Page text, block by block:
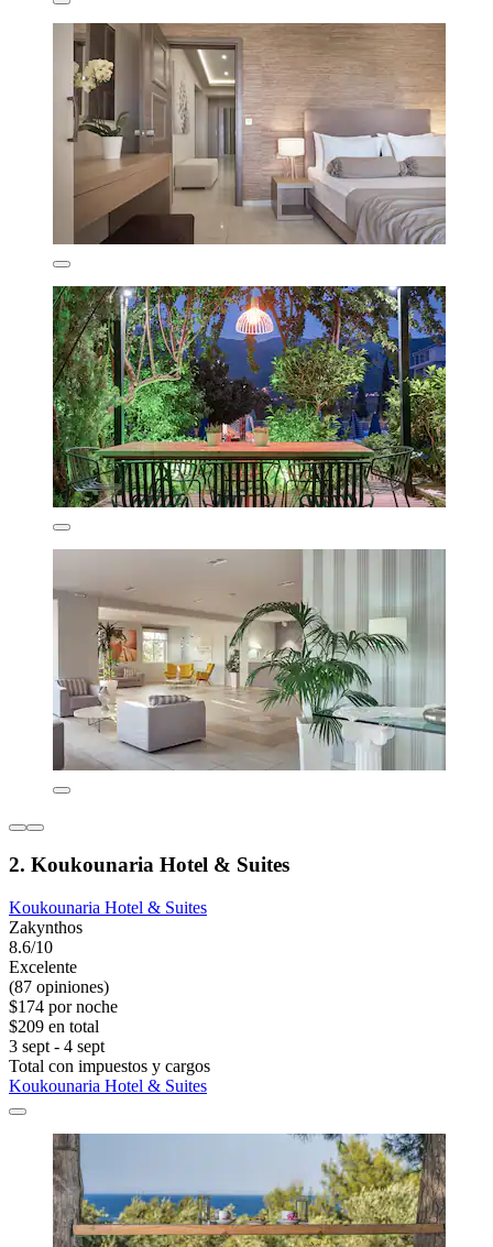
2. Koukounaria Hotel & Suites
Koukounaria Hotel & Suites
Zakynthos
8.6/10
Excelente
(87 opiniones)
$174 por noche
$209 en total
3 sept - 4 sept
Total con impuestos y cargos
Koukounaria Hotel & Suites